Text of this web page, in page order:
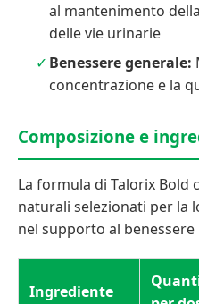
al mantenimento
delle vie urinarie
Benessere generale:
concentrazione e la
Composizione e
La formula di Talorix Bold
naturali selezionati per la
nel supporto al benessere
Ingrediente